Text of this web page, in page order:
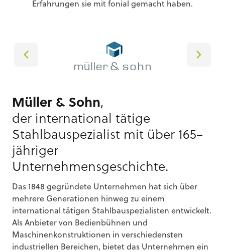
Erfahrungen sie mit fonial gemacht haben.
Müller & Sohn,
der international tätige
Stahlbauspezialist mit über 165–
jähriger
Unternehmensgeschichte.
Das 1848 gegründete Unternehmen hat sich über
mehrere Generationen hinweg zu einem
international tätigen Stahlbauspezialisten entwickelt.
Als Anbieter von Bedienbühnen und
Maschinenkonstruktionen in verschiedensten
industriellen Bereichen, bietet das Unternehmen ein